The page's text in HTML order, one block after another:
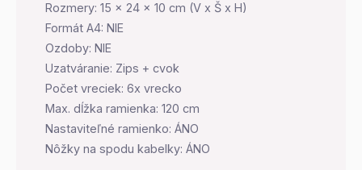
Rozmery: 15 x 24 x 10 cm (V x Š x H)
Formát A4: NIE
Ozdoby: NIE
Uzatváranie: Zips + cvok
Počet vreciek: 6x vrecko
Max. dĺžka ramienka: 120 cm
Nastaviteľné ramienko: ÁNO
Nôžky na spodu kabelky: ÁNO